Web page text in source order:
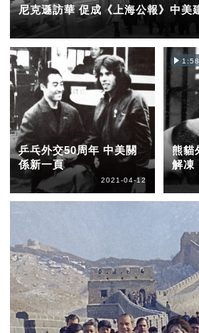
尼克遜訪華 促成《上海公報》中美
乒乓外交50周年 中美關
係新一頁
2021-04-12
1:58
熊貓
解凍